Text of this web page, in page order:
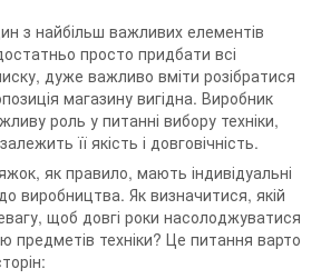
з найбільш важливих елементів
просто придбати всі
дуже важливо вміти розібратися
магазину вигідна. Виробник
роль у питанні вибору техніки,
її якість і довговічність.
як правило, мають індивідуальні
виробництва. Як визначитися, якій
щоб довгі роки насолоджуватися
предметів техніки? Це питання варто